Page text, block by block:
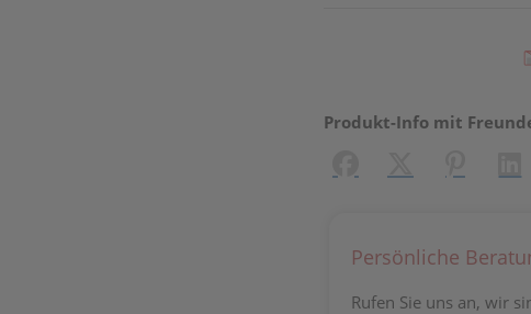
Produkt-Info mit
Persönliche
Rufen Sie uns an, wir